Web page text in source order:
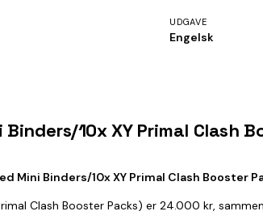
UDGAVE
Engelsk
10x XY Primal Clash
Mini Binders/10x XY Primal Clash Booster
Clash Booster Packs) er 24.000 kr,